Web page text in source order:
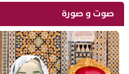
صوت و صورة